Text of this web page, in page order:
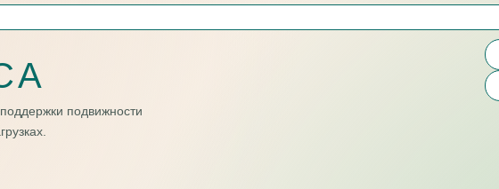
подвижности